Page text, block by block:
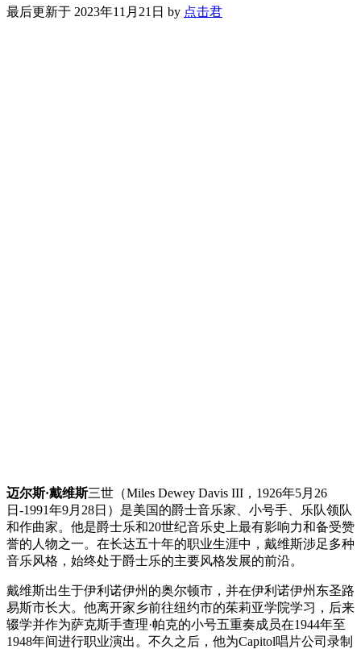
最后更新于 2023年11月21日 by 点击君
迈尔斯·戴维斯三世（Miles Dewey Davis III，1926年5月26
日-1991年9月28日）是美国的爵士音乐家、小号手、乐队领队
和作曲家。他是爵士乐和20世纪音乐史上最有影响力和备受赞
誉的人物之一。在长达五十年的职业生涯中，戴维斯涉足多种
音乐风格，始终处于爵士乐的主要风格发展的前沿。
戴维斯出生于伊利诺伊州的奥尔顿市，并在伊利诺伊州东圣路
易斯市长大。他离开家乡前往纽约市的茱莉亚学院学习，后来
辍学并作为萨克斯手查理·帕克的小号五重奏成员在1944年至
1948年间进行职业演出。不久之后，他为Capitol唱片公司录制